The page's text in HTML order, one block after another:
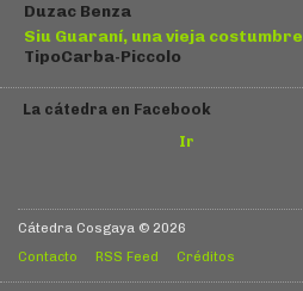
Duzac Benza
Siu Guaraní, una vieja costumbre
TipoCarba-Piccolo
La cátedra en Facebook
Ir
Cátedra Cosgaya © 2026
Contacto
RSS Feed Créditos